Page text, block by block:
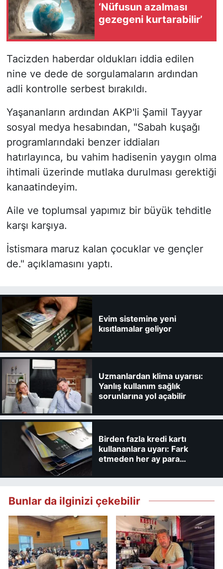
‘Nüfusun azalması
gezegeni kurtarabilir’
Tacizden haberdar oldukları iddia edilen
nine ve dede de sorgulamaların ardından
adli kontrolle serbest bırakıldı.
Yaşananların ardından AKP'li Şamil Tayyar
sosyal medya hesabından, "Sabah kuşağı
programlarındaki benzer iddiaları
hatırlayınca, bu vahim hadisenin yaygın olma
ihtimali üzerinde mutlaka durulması gerektiği
kanaatindeyim.
Aile ve toplumsal yapımız bir büyük tehditle
karşı karşıya.
İstismara maruz kalan çocuklar ve gençler
de." açıklamasını yaptı.
Evim sistemine yeni
kısıtlamalar geliyor
Uzmanlardan klima uyarısı:
Yanlış kullanım sağlık
sorunlarına yol açabilir
Birden fazla kredi kartı
kullananlara uyarı: Fark
etmeden her ay para
Bunlar da ilginizi çekebilir